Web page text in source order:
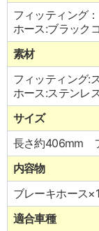
フィッティング
ホース:ブラック
素材
フィッティング:
ホース:ステンレ
サイズ
長さ約406mm
内容物
ブレーキホース
適合車種